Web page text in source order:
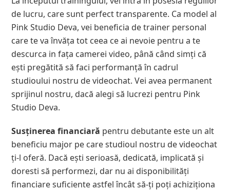
de lucru, care sunt perfect transparente. Ca model al
Pink Studio Deva, vei beneficia de trainer personal
care te va învăța tot ceea ce ai nevoie pentru a te
descurca in fața camerei video, până când simți că
ești pregătită să faci performanță în cadrul
studioului nostru de videochat. Vei avea permanent
sprijinul nostru, dacă alegi să lucrezi pentru Pink
Studio Deva.
Susținerea financiară pentru debutante este un alt
beneficiu major pe care studioul nostru de videochat
ți-l oferă. Dacă ești serioasă, dedicată, implicată și
doresti să performezi, dar nu ai disponibilități
financiare suficiente astfel încât să-ți poți achiziționa